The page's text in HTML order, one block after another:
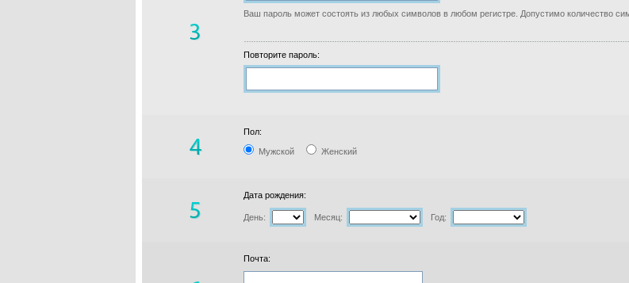
Ваш пароль может состоять из любых символов в любом регистре. Допустимо количество
Повторите пароль:
Пол:
Мужской Женский
Дата рождения:
День: Месяц: Год:
Почта: